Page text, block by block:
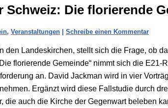
Schweiz: Die florierende
, Veranstaltungen | Schreibe einen Kommentar
den Landeskirchen, stellt sich die Frage, ob
florierende Gemeinde“ nimmt sich die E21-
an. David Jackman wird in vier
Ergänzt wird diese Fallstudie durch
die auch die Kirche der Gegenwart beleben